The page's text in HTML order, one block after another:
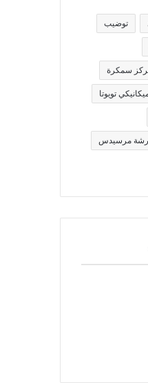
توضيب
سمكرة
تويوتا
مرسيدس